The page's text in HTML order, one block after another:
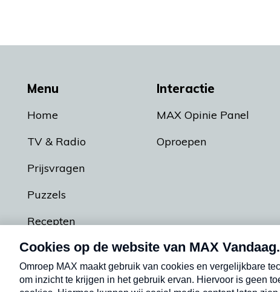
Menu
Home
TV & Radio
Prijsvragen
Puzzels
Recepten
Podcasts
Interactie
MAX Opinie Panel
Oproepen